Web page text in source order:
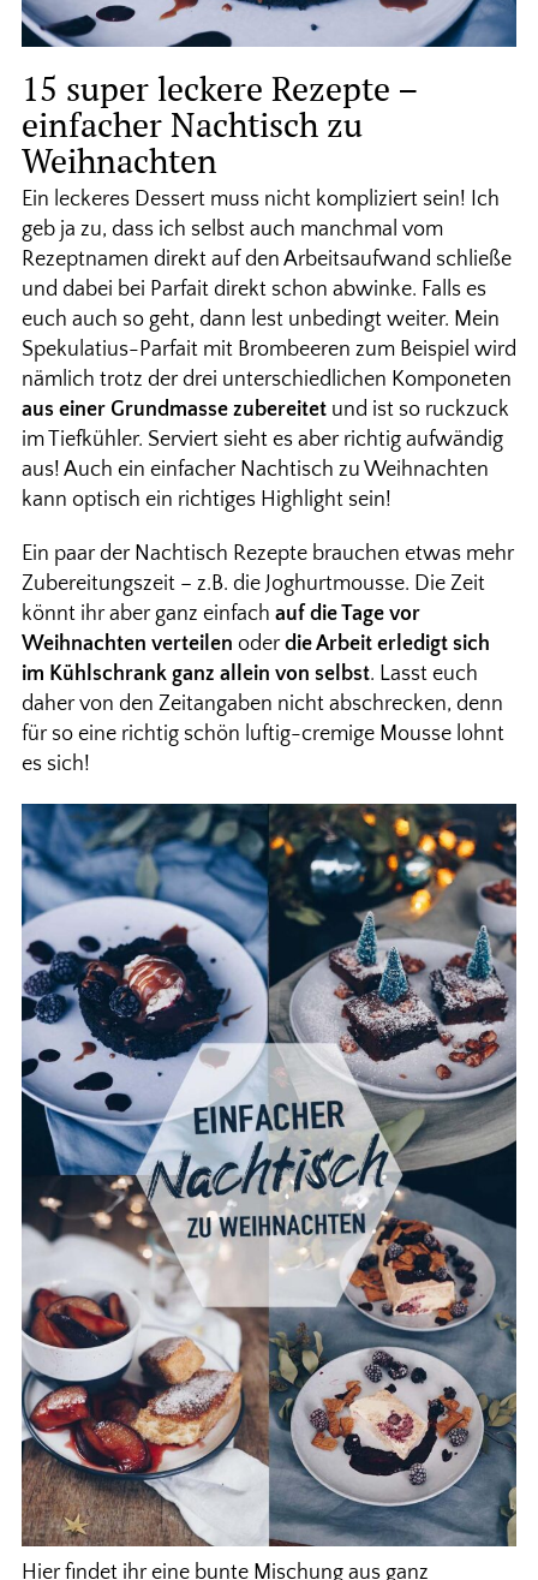
15 super leckere Rezepte –
einfacher Nachtisch zu
Weihnachten
Ein leckeres Dessert muss nicht kompliziert sein! Ich
geb ja zu, dass ich selbst auch manchmal vom
Rezeptnamen direkt auf den Arbeitsaufwand schließe
und dabei bei Parfait direkt schon abwinke. Falls es
euch auch so geht, dann lest unbedingt weiter. Mein
Spekulatius-Parfait mit Brombeeren zum Beispiel wird
nämlich trotz der drei unterschiedlichen Komponeten
aus einer Grundmasse zubereitetund ist so ruckzuck
im Tiefkühler. Serviert sieht es aber richtig aufwändig
aus! Auch ein einfacher Nachtisch zu Weihnachten
kann optisch ein richtiges Highlight sein!
Ein paar der Nachtisch Rezepte brauchen etwas mehr
Zubereitungszeit – z.B. die Joghurtmousse. Die Zeit
könnt ihr aber ganz einfach auf die Tage vor
Weihnachten verteilen oderdie Arbeit erledigt sich
im Kühlschrank ganz allein von selbst. Lasst euch
daher von den Zeitangaben nicht abschrecken, denn
für so eine richtig schön luftig-cremige Mousse lohnt
es sich!
Hier findet ihr eine bunte Mischung aus ganz